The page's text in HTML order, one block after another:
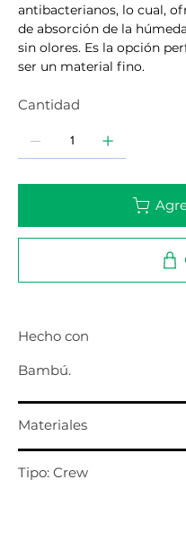
antibacterianos, lo cual,
de absorción de la
sin olores. Es la opción
ser un material fino.
Cantidad
Hecho con
Bambú.
Materiales
Tipo: Crew